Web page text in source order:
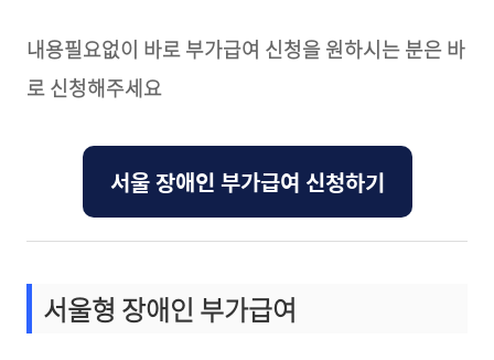
내용필요없이 바로 부가급여 신청을 원하시는 분은 바
로 신청해주세요
서울 장애인 부가급여 신청하기
서울형 장애인 부가급여